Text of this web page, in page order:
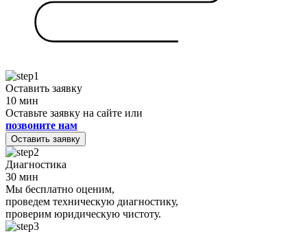
Оставить заявку
10 мин
Оставьте заявку на сайте или
позвоните нам
Оставить заявку
Диагностика
30 мин
Мы бесплатно оценим,
проведем техническую диагностику,
проверим юридическую чистоту.